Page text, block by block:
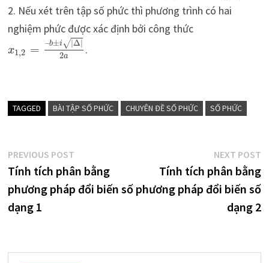
2. Nếu xét trên tập số phức thì phương trình có hai
nghiệm phức được xác định bởi công thức
x1,2 = –b±i |Δ|
√
2a .
TAGGED BÀI TẬP SỐ PHỨC CHUYÊN ĐỀ SỐ PHỨC SỐ PHỨC
Điều
hướng
bài
PREVIOUS POSTPrevious
post:
Tính tích phân bằng
phương pháp đổi biến số
dạng 1
NEXT POST
Tính tích phân bằng
phương pháp đổi biến số
dạng 2